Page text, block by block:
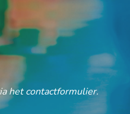
het contactformulier.